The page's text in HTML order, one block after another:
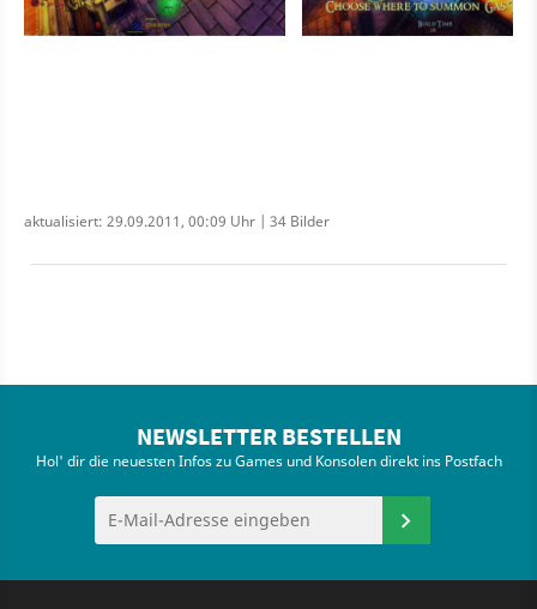
aktualisiert: 29.09.2011, 00:09 Uhr | 34 Bilder
NEWSLETTER BESTELLEN
Hol' dir die neuesten Infos zu Games und Konsolen direkt ins Postfach